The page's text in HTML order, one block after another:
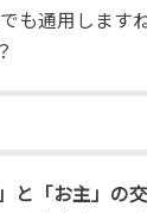
も通用します
」と「お主」の